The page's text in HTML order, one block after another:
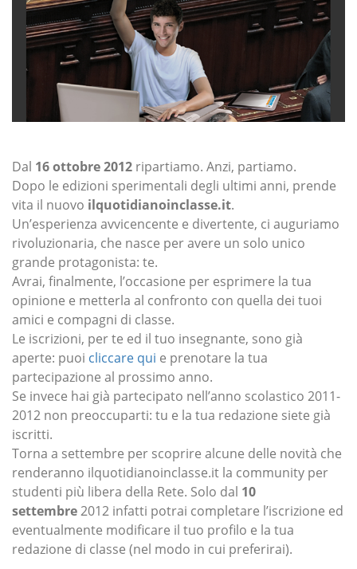
Dal 16 ottobre 2012 ripartiamo. Anzi, partiamo.
Dopo le edizioni sperimentali degli ultimi anni, prende
vita il nuovo ilquotidianoinclasse.it.
Un’esperienza avvicencente e divertente, ci auguriamo
rivoluzionaria, che nasce per avere un solo unico
grande protagonista: te.
Avrai, finalmente, l’occasione per esprimere la tua
opinione e metterla al confronto con quella dei tuoi
amici e compagni di classe.
Le iscrizioni, per te ed il tuo insegnante, sono già
aperte: puoi cliccare qui e prenotare la tua
partecipazione al prossimo anno.
Se invece hai già partecipato nell’anno scolastico 2011-
2012 non preoccuparti: tu e la tua redazione siete già
iscritti.
Torna a settembre per scoprire alcune delle novità che
renderanno ilquotidianoinclasse.it la community per
studenti più libera della Rete. Solo dal 10
settembre2012 infatti potrai completare l’iscrizione ed
eventualmente modificare il tuo profilo e la tua
redazione di classe (nel modo in cui preferirai).